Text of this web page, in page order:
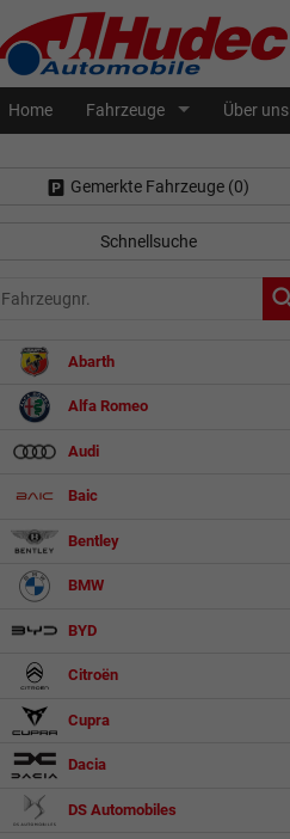
Home Fahrzeuge Über uns
Gemerkte Fahrzeuge (0)
Schnellsuche
Fahrzeugnr.
Abarth
Alfa Romeo
Audi
Baic
Bentley
BMW
BYD
Citroën
Cupra
Dacia
DS Automobiles